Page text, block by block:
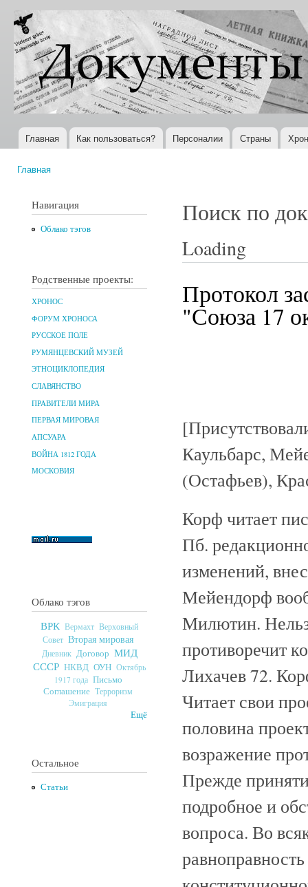
Документы
XX века
Всемирная
история в
Интернете
Главное меню
Главная Как пользоваться? Персоналии Страны
Главная
Навигация
Облако тэгов
Родственные проекты:
ХРОНОС
ФОРУМ ХРОНОСА
РУССКОЕ ПОЛЕ
РУМЯНЦЕВСКИЙ МУЗЕЙ
ЭТНОЦИКЛОПЕДИЯ
СЛАВЯНСТВО
ПРАВИТЕЛИ МИРА
ПЕРВАЯ МИРОВАЯ
АПСУАРА
ВОЙНА 1812 ГОДА
МОСКОВИЯ
Облако тэгов
ВРК Вермахт Верховный
Совет Вторая мировая
Дневник Договор МИД
СССР НКВД ОУН Октябрь
1917 года Письмо
Соглашение Терроризм
Эмиграция
Ещё
Остальное
Статьи
Поиск по
Loading
Протокол
"Союза 17
Каульбарс,
(Остафьев),
Корф читает
Пб.
изменений,
Мейендорф
Милютин.
противоречит
Лихачев 72.
Читает свои
половина
возражение
Прежде
подробное и
вопроса. Во